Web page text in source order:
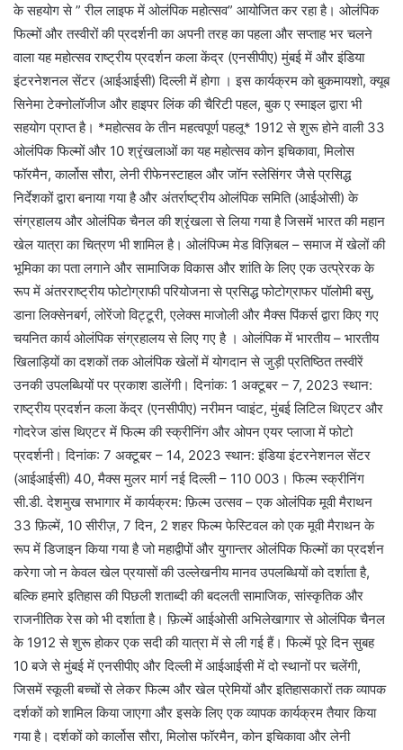
के सहयोग से ” रील लाइफ में ओलंपिक महोत्सव” आयोजित कर रहा है। ओलंपिक
फिल्मों और तस्वीरों की प्रदर्शनी का अपनी तरह का पहला और सप्ताह भर चलने
वाला यह महोत्सव राष्ट्रीय प्रदर्शन कला केंद्र (एनसीपीए) मुंबई में और इंडिया
इंटरनेशनल सेंटर (आईआईसी) दिल्ली में होगा । इस कार्यक्रम को बुकमायशो, क्यूब
सिनेमा टेक्नोलॉजीज और हाइपर लिंक की चैरिटी पहल, बुक ए स्माइल द्वारा भी
सहयोग प्राप्त है। *महोत्सव के तीन महत्वपूर्ण पहलू* 1912 से शुरू होने वाली 33
ओलंपिक फिल्मों और 10 श्रृंखलाओं का यह महोत्सव कोन इचिकावा, मिलोस
फॉरमैन, कार्लोस सौरा, लेनी रीफेनस्टाहल और जॉन स्लेसिंगर जैसे प्रसिद्ध
निर्देशकों द्वारा बनाया गया है और अंतर्राष्ट्रीय ओलंपिक समिति (आईओसी) के
संग्रहालय और ओलंपिक चैनल की श्रृंखला से लिया गया है जिसमें भारत की महान
खेल यात्रा का चित्रण भी शामिल है। ओलंपिज्म मेड विज़िबल – समाज में खेलों की
भूमिका का पता लगाने और सामाजिक विकास और शांति के लिए एक उत्प्रेरक के
रूप में अंतरराष्ट्रीय फोटोग्राफी परियोजना से प्रसिद्ध फोटोग्राफर पॉलोमी बसु,
डाना लिक्सेनबर्ग, लोरेंजो विट्टूरी, एलेक्स माजोली और मैक्स पिंकर्स द्वारा किए गए
चयनित कार्य ओलंपिक संग्रहालय से लिए गए है । ओलंपिक में भारतीय – भारतीय
खिलाड़ियों का दशकों तक ओलंपिक खेलों में योगदान से जुड़ी प्रतिष्ठित तस्वीरें
उनकी उपलब्धियों पर प्रकाश डालेंगी। दिनांक: 1 अक्टूबर – 7, 2023 स्थान:
राष्ट्रीय प्रदर्शन कला केंद्र (एनसीपीए) नरीमन प्वाइंट, मुंबई लिटिल थिएटर और
गोदरेज डांस थिएटर में फिल्म की स्क्रीनिंग और ओपन एयर प्लाजा में फोटो
प्रदर्शनी। दिनांक: 7 अक्टूबर – 14, 2023 स्थान: इंडिया इंटरनेशनल सेंटर
(आईआईसी) 40, मैक्स मुलर मार्ग नई दिल्ली – 110 003। फिल्म स्क्रीनिंग
सी.डी. देशमुख सभागार में कार्यक्रम: फ़िल्म उत्सव – एक ओलंपिक मूवी मैराथन
33 फ़िल्में, 10 सीरीज़, 7 दिन, 2 शहर फिल्म फेस्टिवल को एक मूवी मैराथन के
रूप में डिजाइन किया गया है जो महाद्वीपों और युगान्तर ओलंपिक फिल्मों का प्रदर्शन
करेगा जो न केवल खेल प्रयासों की उल्लेखनीय मानव उपलब्धियों को दर्शाता है,
बल्कि हमारे इतिहास की पिछली शताब्दी की बदलती सामाजिक, सांस्कृतिक और
राजनीतिक रेस को भी दर्शाता है। फ़िल्में आईओसी अभिलेखागार से ओलंपिक चैनल
के 1912 से शुरू होकर एक सदी की यात्रा में से ली गई हैं। फिल्में पूरे दिन सुबह
10 बजे से मुंबई में एनसीपीए और दिल्ली में आईआईसी में दो स्थानों पर चलेंगी,
जिसमें स्कूली बच्चों से लेकर फिल्म और खेल प्रेमियों और इतिहासकारों तक व्यापक
दर्शकों को शामिल किया जाएगा और इसके लिए एक व्यापक कार्यक्रम तैयार किया
गया है। दर्शकों को कार्लोस सौरा, मिलोस फॉरमैन, कोन इचिकावा और लेनी